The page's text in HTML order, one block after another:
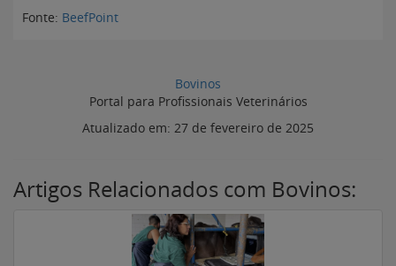
Fonte: BeefPoint
Bovinos
Portal para Profissionais Veterinários
Atualizado em: 27 de fevereiro de 2025
Artigos Relacionados com Bovinos: